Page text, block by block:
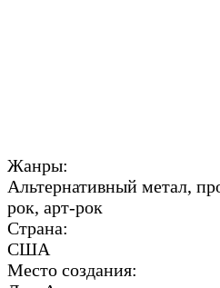
Жанры:
Альтернативный метал,
рок, арт-рок
Страна:
США
Место создания: